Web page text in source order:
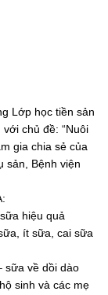
Lớp học tiền sản
chủ đề: “Nuôi
gia chia sẻ của
sản, Bệnh viện
hiệu quả
ít sữa, cai sữa
sữa về dồi dào
sinh và các mẹ